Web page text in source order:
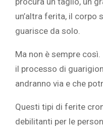
un’altra ferita, il corpo
guarisce da solo.
Ma non è sempre
il processo di
andranno via e che
Questi tipi di ferite
debilitanti per le